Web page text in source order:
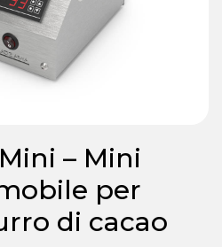
– Mini
per
di cacao